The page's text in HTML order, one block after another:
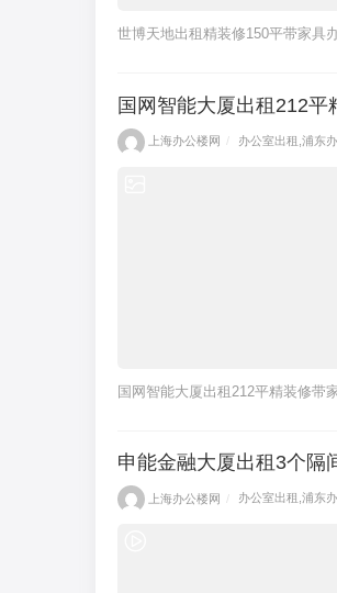
世博天地出租精装修150平带家具
国网智能大厦出租212
上海办公楼网 / 办公室出租 浦东
国网智能大厦出租212平精装修带
申能金融大厦出租3个隔
上海办公楼网 / 办公室出租 ,浦东